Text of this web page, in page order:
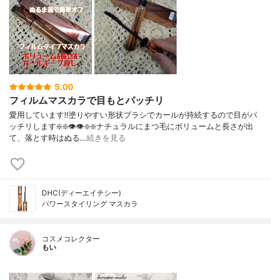
5.00
フィルムマスカラで目もとパッチリ
愛用しています‼️塗りやすい形状ブラシでカールが持続するので目がパ
ッチリします❇️❇️👁️👁️❇️❇️ナチュラルにまつ毛にボリュームと長さが出
て、落とす時はぬる…続きを見る
DHC(ディーエイチシー)
パワースタイリング マスカラ
コスメコレクター
もい